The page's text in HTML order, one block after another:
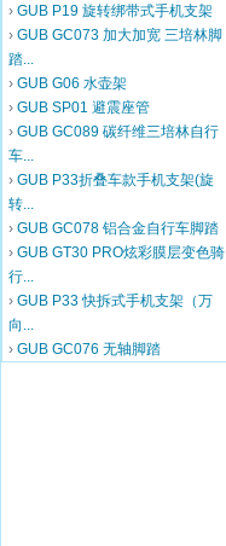
› GUB P19 旋转绑带式手机支架
› GUB GC073 加大加宽 三培林脚
踏...
› GUB G06 水壶架
› GUB SP01 避震座管
› GUB GC089 碳纤维三培林自行
车...
› GUB P33折叠车款手机支架(旋
转...
› GUB GC078 铝合金自行车脚踏
› GUB GT30 PRO炫彩膜层变色骑
行...
› GUB P33 快拆式手机支架（万
向...
› GUB GC076 无轴脚踏